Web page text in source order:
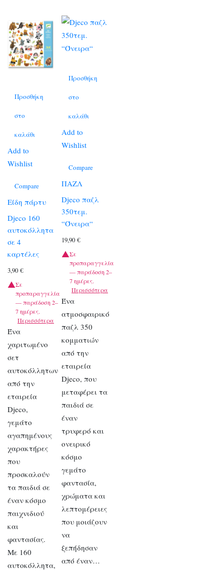
Προσθήκη
στο
καλάθι
Add to
Wishlist
Compare
Είδη πάρτυ
Djeco 160
αυτοκόλλητα
σε 4
καρτέλες
3,90 €
Σε
προπαραγγελία
— παράδοση 2–
7 ημέρες.
Περισσότερα
Ένα
χαριτωμένο
σετ
αυτοκόλλητων
από την
εταιρεία
Djeco,
γεμάτο
αγαπημένους
χαρακτήρες
που
προσκαλούν
τα παιδιά σε
έναν κόσμο
παιχνιδιού
και
φαντασίας.
Με 160
αυτοκόλλητα,
Προσθήκη
στο
καλάθι
Add to
Wishlist
Compare
ΠΑΖΛ
Djeco παζλ
350τεμ.
“Όνειρα“
19,90€
Σε
προπαραγγελία
— παράδοση 2–
7 ημέρες.
Περισσότερα
Ένα
ατμοσφαιρικό
παζλ 350
κομματιών
από την
εταιρεία
Djeco, που
μεταφέρει τα
παιδιά σε
έναν
τρυφερό και
ονειρικό
κόσμο
γεμάτο
φαντασία,
χρώματα και
λεπτομέρειες
που μοιάζουν
να
ξεπήδησαν
από έναν…